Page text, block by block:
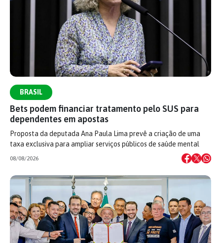
BRASIL
Bets podem financiar tratamento pelo SUS para
dependentes em apostas
Proposta da deputada Ana Paula Lima prevê a criação de uma
taxa exclusiva para ampliar serviços públicos de saúde mental
08/08/2026